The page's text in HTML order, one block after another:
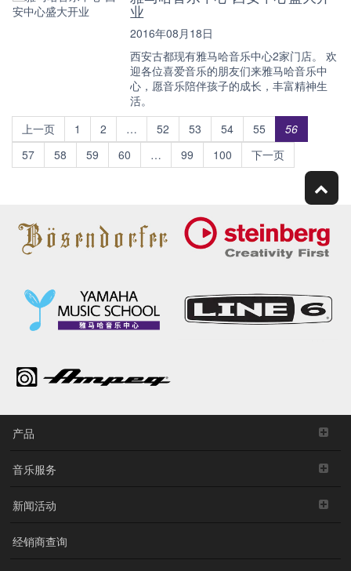
业
2016年08月18日
西安古都现有雅马哈音乐中心2家门店。 欢
迎各位喜爱音乐的朋友们来雅马哈音乐中
心，愿音乐陪伴孩子的成长，丰富精神生
活。
上一页
1 2 … 52 53 54 55
56
57
58 59 60 … 99 100 下一页
产品
音乐服务
新闻活动
经销商查询